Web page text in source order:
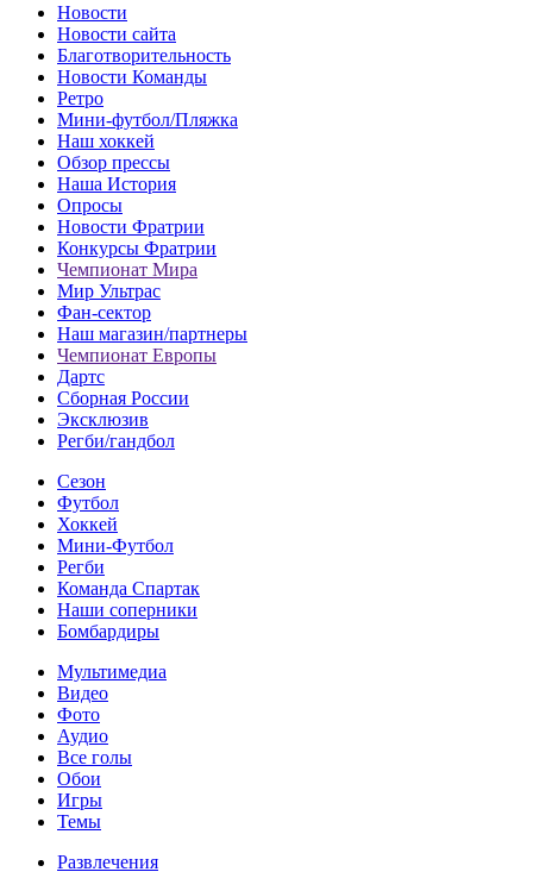
Новости
Новости сайта
Благотворительность
Новости Команды
Ретро
Мини-футбол/Пляжка
Наш хоккей
Обзор прессы
Наша История
Опросы
Новости Фратрии
Конкурсы Фратрии
Чемпионат Мира
Мир Ультрас
Фан-cектор
Наш магазин/партнеры
Чемпионат Европы
Дартс
Сборная России
Эксклюзив
Регби/гандбол
Сезон
Футбол
Хоккей
Мини-Футбол
Регби
Команда Спартак
Наши соперники
Бомбардиры
Мультимедиа
Видео
Фото
Аудио
Все голы
Обои
Игры
Темы
Развлечения